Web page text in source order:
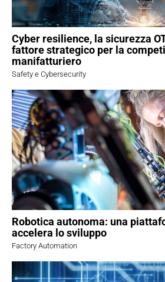
Cyber resilience, la sicurezza
fattore strategico per la
manifatturiero
Safety e Cybersecurity
Robotica autonoma: una
accelera lo sviluppo
Factory Automation